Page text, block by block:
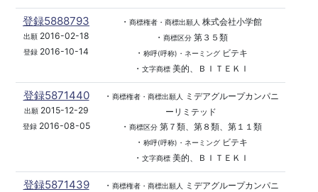
登録5888793
出願2016-02-18
登録 2016-10-14
・ 商標権者・商標出願人 株式会社小学館
・ 商標区分第３５類
・ 称呼(呼称)・ネーミングビテキ
・ 文字商標美的、ＢＩＴＥＫＩ
登録5871440
出願2015-12-29
登録2016-08-05
・ 商標権者・商標出願人
ミデアグループカンパニ
ーリミテッド
・ 商標区分第７類、第８類、第１１類
・ 称呼(呼称)・ネーミングビテキ
・ 文字商標美的、ＢＩＴＥＫＩ
登録5871439 ・ 商標権者・商標出願人
ミデアグループカンパニ